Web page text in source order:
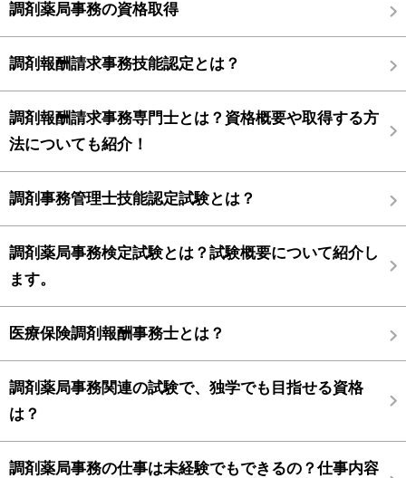
調剤薬局事務の資格取得
調剤報酬請求事務技能認定とは？
調剤報酬請求事務専門士とは？資格概要や取得する方
法についても紹介！
調剤事務管理士技能認定試験とは？
調剤薬局事務検定試験とは？試験概要について紹介し
ます。
医療保険調剤報酬事務士とは？
調剤薬局事務関連の試験で、独学でも目指せる資格
は？
調剤薬局事務の仕事は未経験でもできるの？仕事内容